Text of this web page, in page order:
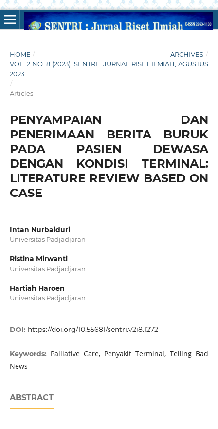
HOME / ARCHIVES /
VOL. 2 NO. 8 (2023): SENTRI : JURNAL RISET ILMIAH, AGUSTUS
2023
/
Articles
PENYAMPAIAN DAN
PENERIMAAN BERITA BURUK
PADA PASIEN DEWASA
DENGAN KONDISI TERMINAL:
LITERATURE REVIEW BASED ON
CASE
Intan Nurbaiduri
Universitas Padjadjaran
Ristina Mirwanti
Universitas Padjadjaran
Hartiah Haroen
Universitas Padjadjaran
DOI: https://doi.org/10.55681/sentri.v2i8.1272
Keywords: Palliative Care, Penyakit Terminal, Telling Bad
News
ABSTRACT